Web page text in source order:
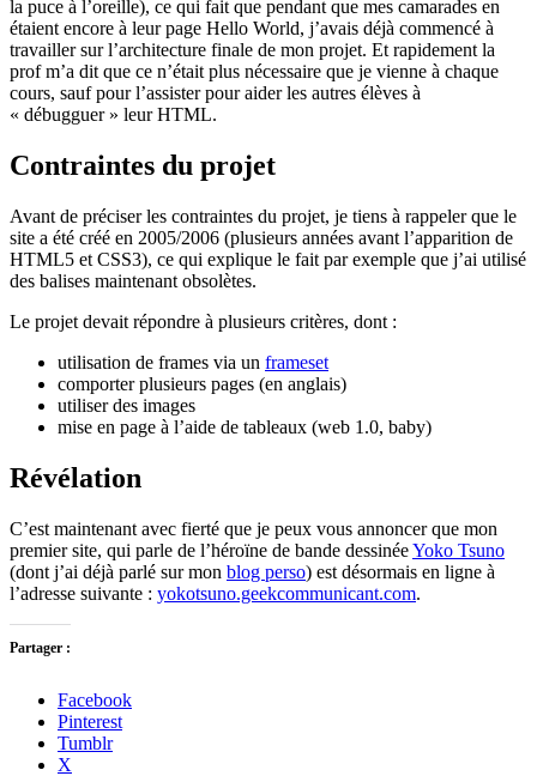
la puce à l’oreille), ce qui fait que pendant que mes camarades en
étaient encore à leur page Hello World, j’avais déjà commencé à
travailler sur l’architecture finale de mon projet. Et rapidement la
prof m’a dit que ce n’était plus nécessaire que je vienne à chaque
cours, sauf pour l’assister pour aider les autres élèves à
« débugguer » leur HTML.
Contraintes du projet
Avant de préciser les contraintes du projet, je tiens à rappeler que le
site a été créé en 2005/2006 (plusieurs années avant l’apparition de
HTML5 et CSS3), ce qui explique le fait par exemple que j’ai utilisé
des balises maintenant obsolètes.
Le projet devait répondre à plusieurs critères, dont :
utilisation de frames via un frameset
comporter plusieurs pages (en anglais)
utiliser des images
mise en page à l’aide de tableaux (web 1.0, baby)
Révélation
C’est maintenant avec fierté que je peux vous annoncer que mon
premier site, qui parle de l’héroïne de bande dessinéeYoko Tsuno
(dont j’ai déjà parlé sur mon blog perso) est désormais en ligne à
l’adresse suivante : yokotsuno.geekcommunicant.com.
Partager :
Facebook
Pinterest
Tumblr
X